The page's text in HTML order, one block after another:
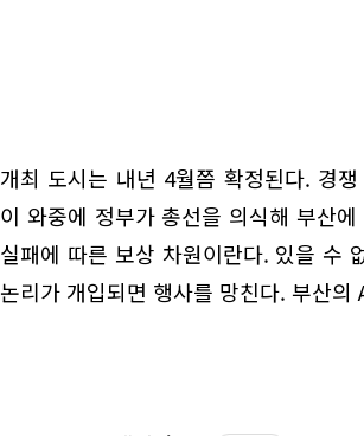
개최 도시는 내년 4월쯤 확정된다. 경
이 와중에 정부가 총선을 의식해 부산
실패에 따른 보상 차원이란다. 있을 수
논리가 개입되면 행사를 망친다. 부산